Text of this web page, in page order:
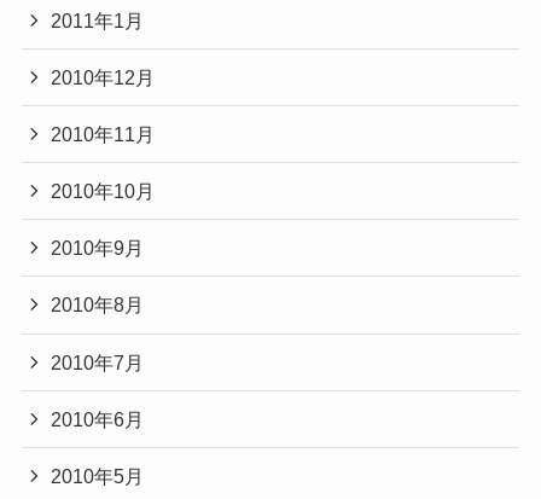
2011年1月
2010年12月
2010年11月
2010年10月
2010年9月
2010年8月
2010年7月
2010年6月
2010年5月